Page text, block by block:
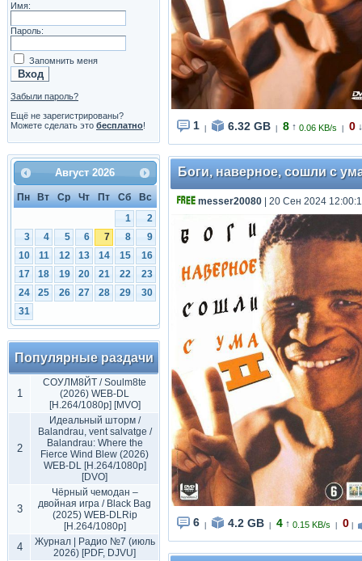
Имя:
Пароль:
Запомнить меня
Забыли пароль?
Ещё не зарегистрированы?
Можете сделать это бесплатно!
Август 2026
Пн Вт Ср Чт Пт Сб
Вс
1
2
3
4 5 6 7 8
9
10
11 12 13 14 15
16
17
18 19 20 21 22
23
24
25 26 27 28 29
30
31
Популярные раздачи
1
СОУЛМ8ЙТ / Soulm8te
(2026) WEB-DL
[H.264/1080p] [MVO]
2
Идеальный шторм /
Balandrau, vent salvatge /
Balandrau: Where the
Fierce Wind Blew (2026)
WEB-DL [H.264/1080p]
[DVO]
3
Чёрный чемодан –
двойная игра / Black Bag
(2025) WEB-DLRip
[H.264/1080p]
4
Журнал | Радио №7 (июль
2026) [PDF, DJVU]
1 6.32 GB 8 ↑ 0.06 KB/s 0 ↓
Боги, наверное, сошли с
messer20080 | 20 Сен 2024
6 4.2 GB 4 ↑ 0.15 KB/s 0